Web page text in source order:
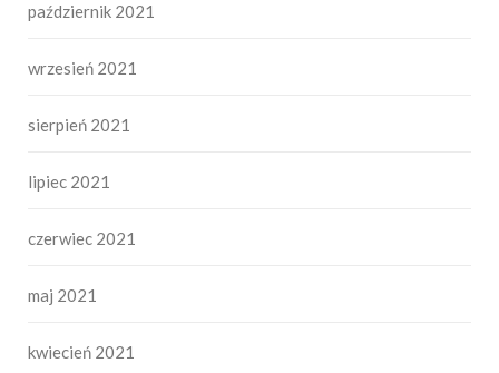
październik 2021
wrzesień 2021
sierpień 2021
lipiec 2021
czerwiec 2021
maj 2021
kwiecień 2021